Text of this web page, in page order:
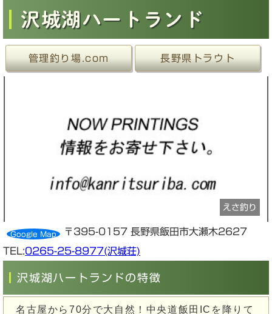
沢城湖ハートランド
管理釣り場.com 長野県トラウト
えさ釣り
Google Map
〒395-0157 長野県飯田市大瀬木2627
TEL:0265-25-8977(沢城荘)
沢城湖ハートランドの特徴
名古屋から70分で大自然！中央道飯田ICを降りて